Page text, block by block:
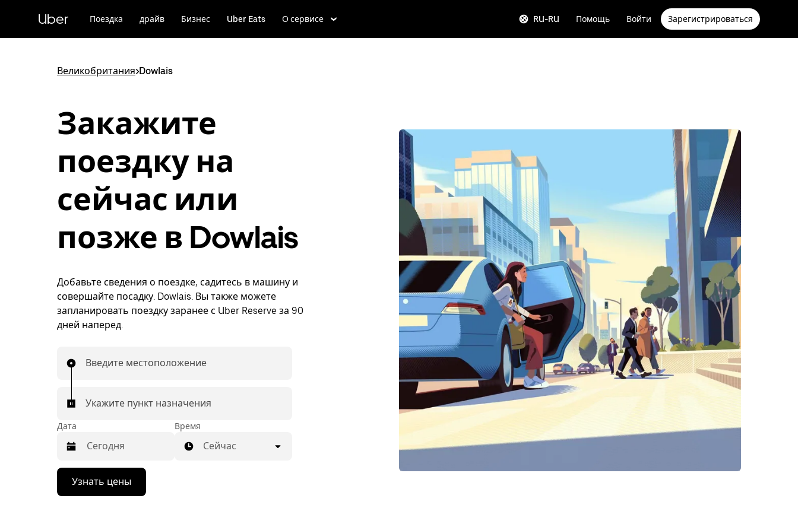
к
Uber Поездка драйв Бизнес Uber Eats О сервисе RU-RU Помощь Войти Зарегистрироваться
Великобритания>Dowlais
Закажите
поездку на
сейчас или
позже в Dowlais
Добавьте сведения о поездке, садитесь в машину и
совершайте посадку. Dowlais. Вы также можете
запланировать поездку заранее с Uber Reserve за 90
дней наперед.
Введите местоположение
Укажите пункт назначения
Дата
Нажмите
стрелку
вниз,
Время
Сейчас
Узнать цены